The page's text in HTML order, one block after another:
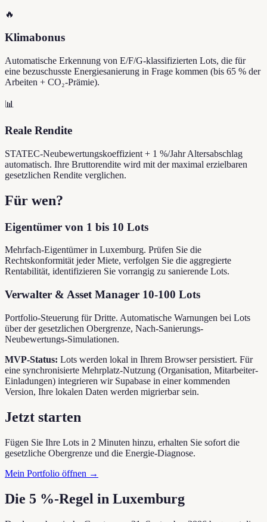
🔥
Klimabonus
Automatische Erkennung von E/F/G-klassifizierten Lots, die für
eine bezuschusste Energiesanierung in Frage kommen (bis 65 % der
Arbeiten + CO₂-Prämie).
📊
Reale Rendite
STATEC-Neubewertungskoeffizient + 1 %/Jahr Altersabschlag
automatisch. Ihre Bruttorendite wird mit der maximal erzielbaren
gesetzlichen Rendite verglichen.
Für wen?
Eigentümer von 1 bis 10 Lots
Mehrfach-Eigentümer in Luxemburg. Prüfen Sie die
Rechtskonformität jeder Miete, verfolgen Sie die aggregierte
Rentabilität, identifizieren Sie vorrangig zu sanierende Lots.
Verwalter & Asset Manager 10-100 Lots
Portfolio-Steuerung für Dritte. Automatische Warnungen bei Lots
über der gesetzlichen Obergrenze, Nach-Sanierungs-
Neubewertungs-Simulationen.
MVP-Status: Lots werden lokal in Ihrem Browser persistiert. Für
eine synchronisierte Mehrplatz-Nutzung (Organisation, Mitarbeiter-
Einladungen) integrieren wir Supabase in einer kommenden
Version, Ihre lokalen Daten werden migrierbar sein.
Jetzt starten
Fügen Sie Ihre Lots in 2 Minuten hinzu, erhalten Sie sofort die
gesetzliche Obergrenze und die Energie-Diagnose.
Mein Portfolio öffnen →
Die 5 %-Regel in Luxemburg